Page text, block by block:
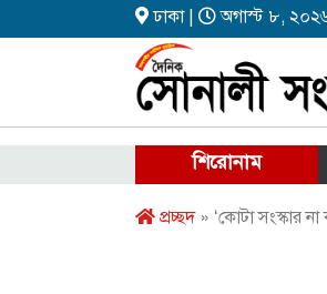
ঢাকা | অগাস্ট ৮,
শিরোনাম
প্রচ্ছদ» ‘কোটা সংস্কার না